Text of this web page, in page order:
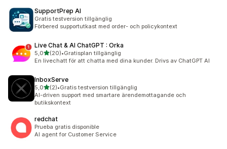
SupportPrep AI
Gratis testversion tillgänglig
Förbered supportutkast med order- och policykontext
Live Chat & AI ChatGPT : Orka
5,0av 5 stjärnor
(20)
20 recensioner totalt
•Gratisplan tillgänglig
En livechatt för att chatta med dina kunder. Drivs av ChatGPT AI
InboxServe
5,0av 5 stjärnor
(2)
2 recensioner totalt
•Gratis testversion tillgänglig
AI-driven support med smartare ärendemottagande och
butikskontext
redchat
Prueba gratis disponible
AI agent for Customer Service